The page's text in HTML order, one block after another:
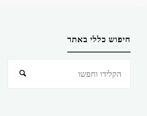
חיפוש כללי באתר
חיפוש